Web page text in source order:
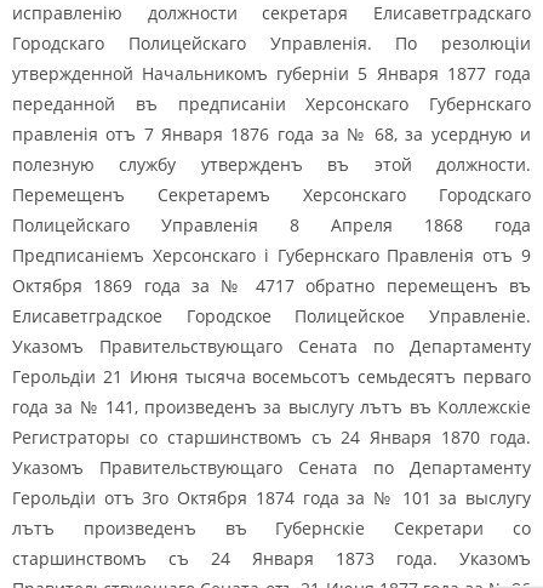
исправленію должности секретаря Елисаветградскаго
Городскаго Полицейскаго Управленія. По резолюціи
утвержденной Начальникомъ губерніи 5 Января 1877 года
переданной въ предписаніи Херсонскаго Губернскаго
правленія отъ 7 Января 1876 года за № 68, за усердную и
полезную службу утвержденъ въ этой должности.
Перемещенъ Секретаремъ Херсонскаго Городскаго
Полицейскаго Управленія 8 Апреля 1868 года
Предписаніемъ Херсонскаго і Губернскаго Правленія отъ 9
Октября 1869 года за № 4717 обратно перемещенъ въ
Елисаветградское Городское Полицейское Управленіе.
Указомъ Правительствующаго Сената по Департаменту
Герольдіи 21 Июня тысяча восемьсотъ семьдесятъ перваго
года за № 141, произведенъ за выслугу лътъ въ Коллежскіе
Регистраторы со старшинствомъ съ 24 Января 1870 года.
Указомъ Правительствующаго Сената по Департаменту
Герольдіи отъ 3го Октября 1874 года за № 101 за выслугу
лътъ произведенъ въ Губернскіе Секретари со
старшинствомъ съ 24 Января 1873 года. Указомъ